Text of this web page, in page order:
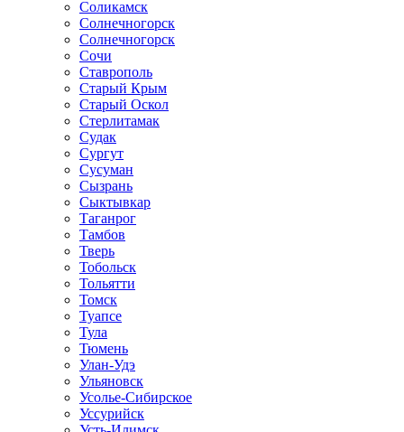
Соликамск
Солнечногорск
Солнечногорск
Сочи
Ставрополь
Старый Крым
Старый Оскол
Стерлитамак
Судак
Сургут
Сусуман
Сызрань
Сыктывкар
Таганрог
Тамбов
Тверь
Тобольск
Тольятти
Томск
Туапсе
Тула
Тюмень
Улан-Удэ
Ульяновск
Усолье-Сибирское
Уссурийск